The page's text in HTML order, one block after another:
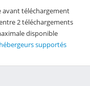
avant téléchargement
2 téléchargements
disponible
supportés